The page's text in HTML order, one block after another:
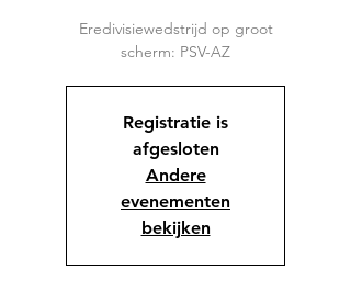
Eredivisiewedstrijd op groot
scherm: PSV-AZ
Registratie is
afgesloten
Andere
evenementen
bekijken